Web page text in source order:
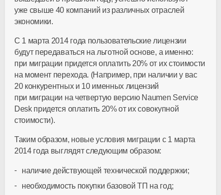
уже свыше 40 компаний из различных отраслей
экономики.
С 1 марта 2014 года пользовательские лицензии
будут передаваться на льготной основе, а именно:
при миграции придется оплатить 20% от их стоимости
на момент перехода. (Например, при наличии у вас
20 конкурентных и 10 именных лицензий
при миграции на четвертую версию Naumen Service
Desk придется оплатить 20% от их совокупной
стоимости).
Таким образом, новые условия миграции с 1 марта
2014 года выглядят следующим образом:
наличие действующей технической поддержки;
необходимость покупки базовой ТП на год;